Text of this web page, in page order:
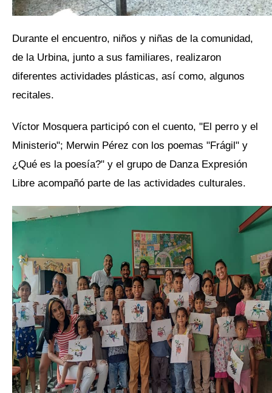
Durante el encuentro, niños y niñas de la comunidad,
de la Urbina, junto a sus familiares, realizaron
diferentes actividades plásticas, así como, algunos
recitales.
Víctor Mosquera participó con el cuento, "El perro y el
Ministerio"; Merwin Pérez con los poemas "Frágil" y
¿Qué es la poesía?" y el grupo de Danza Expresión
Libre acompañó parte de las actividades culturales.